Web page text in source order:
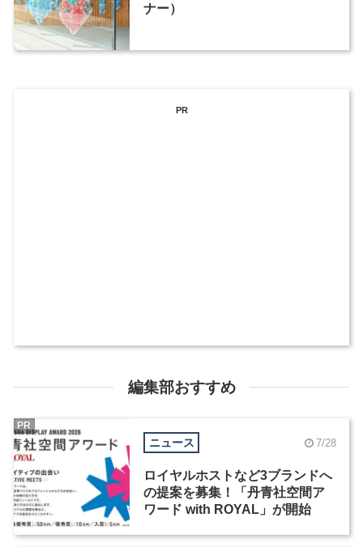
ナー）
PR
編集部おすすめ
ニュース 7/28
ロイヤルホストなど3ブランドへ
の提案を募集！「丹青社空間ア
ワード with ROYAL」が開始
PR